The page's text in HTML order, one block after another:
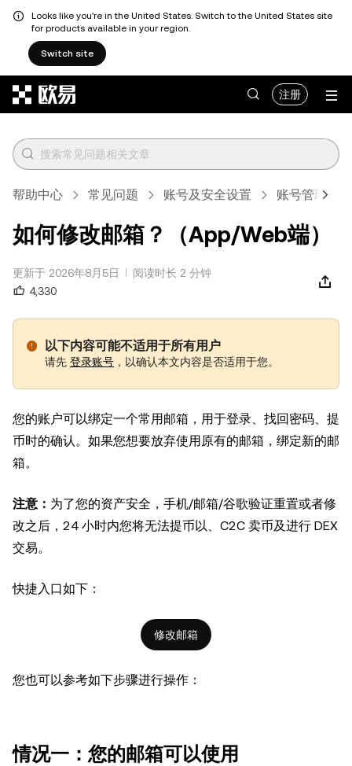
Looks like you're in the United States. Switch to the United States site
for products available in your region.
Switch site
注册
帮助中心 常见问题 账号及安全设置 账号管理
如何修改邮箱？（App/Web端）
更新于 2026年8月5日
阅读时长 2 分钟
4,330
以下内容可能不适用于所有用户
请先 登录账号 ，以确认本文内容是否适用于您。
您的账户可以绑定一个常用邮箱，用于登录、找回密码、提
币时的确认。如果您想要放弃使用原有的邮箱，绑定新的邮
箱。
注意： 为了您的资产安全， 手机/邮箱/谷歌验证重置或者修
改之后，24 小时内您将无法提币以、C2C 卖币及进行 DEX
交易。
快捷入口如下：
修改邮箱
您也可以参考如下步骤进行操作：
情况一：您的邮箱可以使用